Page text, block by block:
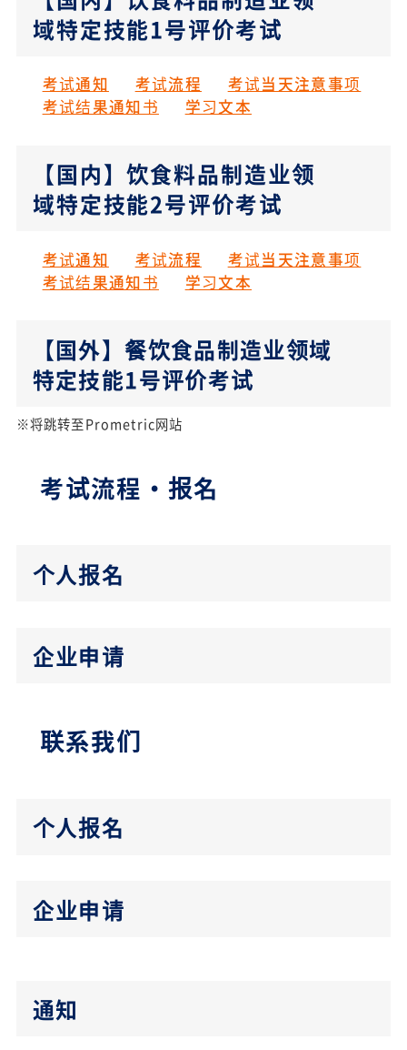
域特定技能1号评价考试
考试通知 考试流程
考试当天注意事项
考试结果通知书
学习文本
【国内】饮食料品制造业领
域特定技能2号评价考试
考试通知 考试流程
考试当天注意事项
考试结果通知书
学习文本
【国外】餐饮食品制造业领域
特定技能1号评价考试
※将跳转至Prometric网站
考试流程・报名
个人报名
企业申请
联系我们
个人报名
企业申请
通知